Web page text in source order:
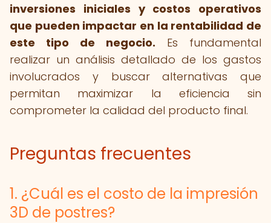
inversiones iniciales y costos operativos
que pueden impactar en la rentabilidad de
este tipo de negocio. Es fundamental
realizar un análisis detallado de los gastos
involucrados y buscar alternativas que
permitan maximizar la eficiencia sin
comprometer la calidad del producto final.
Preguntas frecuentes
1. ¿Cuál es el costo de la impresión
3D de postres?